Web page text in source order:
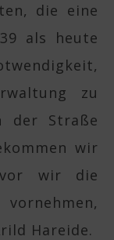
die eine
als heute
zu
der Straße
wir
wir die
Hareide.